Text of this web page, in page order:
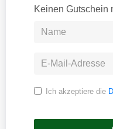
Keinen Gutschein
Ich akzeptiere die